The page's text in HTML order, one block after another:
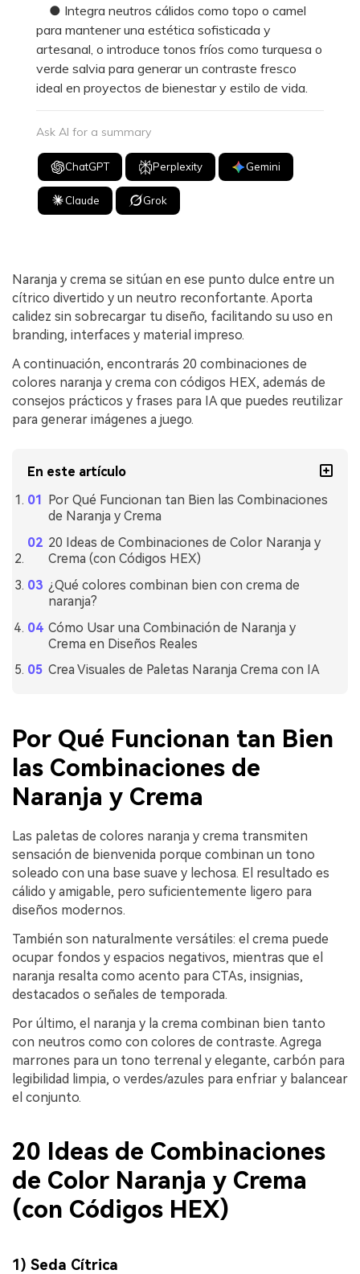
● Integra neutros cálidos como topo o camel
para mantener una estética sofisticada y
artesanal, o introduce tonos fríos como turquesa o
verde salvia para generar un contraste fresco
ideal en proyectos de bienestar y estilo de vida.
Ask AI for a summary
ChatGPT Perplexity Gemini
Claude Grok
Naranja y crema se sitúan en ese punto dulce entre un
cítrico divertido y un neutro reconfortante. Aporta
calidez sin sobrecargar tu diseño, facilitando su uso en
branding, interfaces y material impreso.
A continuación, encontrarás 20 combinaciones de
colores naranja y crema con códigos HEX, además de
consejos prácticos y frases para IA que puedes reutilizar
para generar imágenes a juego.
En este artículo
Por Qué Funcionan tan Bien las Combinaciones
de Naranja y Crema
20 Ideas de Combinaciones de Color Naranja y
Crema (con Códigos HEX)
¿Qué colores combinan bien con crema de
naranja?
Cómo Usar una Combinación de Naranja y
Crema en Diseños Reales
Crea Visuales de Paletas Naranja Crema con IA
Por Qué Funcionan tan Bien
las Combinaciones de
Naranja y Crema
Las paletas de colores naranja y crema transmiten
sensación de bienvenida porque combinan un tono
soleado con una base suave y lechosa. El resultado es
cálido y amigable, pero suficientemente ligero para
diseños modernos.
También son naturalmente versátiles: el crema puede
ocupar fondos y espacios negativos, mientras que el
naranja resalta como acento para CTAs, insignias,
destacados o señales de temporada.
Por último, el naranja y la crema combinan bien tanto
con neutros como con colores de contraste. Agrega
marrones para un tono terrenal y elegante, carbón para
legibilidad limpia, o verdes/azules para enfriar y balancear
el conjunto.
20 Ideas de Combinaciones
de Color Naranja y Crema
(con Códigos HEX)
1) Seda Cítrica